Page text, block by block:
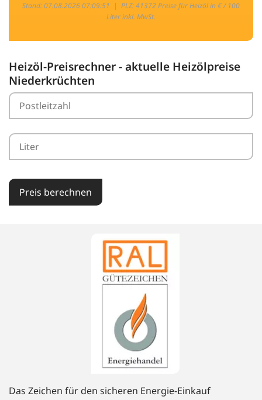
Stand: 07.08.2026 07:09:51 | PLZ: 41372 Preise für Heizöl in € / 100
Liter inkl. MwSt.
Heizöl-Preisrechner - aktuelle Heizölpreise
Niederkrüchten
Preis berechnen
Das Zeichen für den sicheren Energie-Einkauf